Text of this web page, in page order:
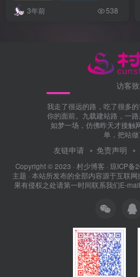
3年前 538
访客
我走了很远的路，吃了很多
你的面前。九载建站路，一路
如梦一场，仿佛昨天才接触
单，把站做
友链申请 免责声明
Copyright © 2023 · 村少博客 · 琼ICP备
主题 · 本站所发布的全部内容源于互联
果有侵权之处请第一时间联系我们E-